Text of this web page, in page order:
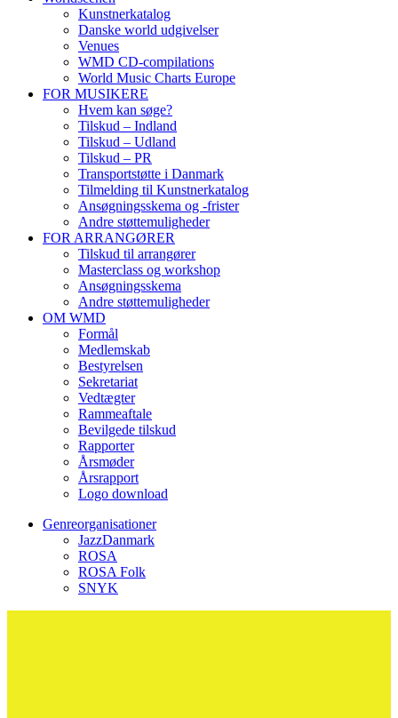
Kunstnerkatalog
Danske world udgivelser
Venues
WMD CD-compilations
World Music Charts Europe
FOR MUSIKERE
Hvem kan søge?
Tilskud – Indland
Tilskud – Udland
Tilskud – PR
Transportstøtte i Danmark
Tilmelding til Kunstnerkatalog
Ansøgningsskema og -frister
Andre støttemuligheder
FOR ARRANGØRER
Tilskud til arrangører
Masterclass og workshop
Ansøgningsskema
Andre støttemuligheder
OM WMD
Formål
Medlemskab
Bestyrelsen
Sekretariat
Vedtægter
Rammeaftale
Bevilgede tilskud
Rapporter
Årsmøder
Årsrapport
Logo download
Genreorganisationer
JazzDanmark
ROSA
ROSA Folk
SNYK